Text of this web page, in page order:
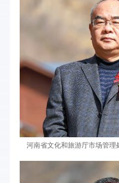
河南省文化和旅游厅市场管